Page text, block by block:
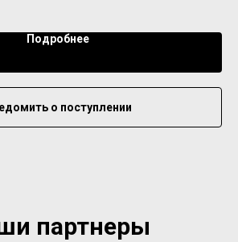
Подробнее
о поступлении
партнеры